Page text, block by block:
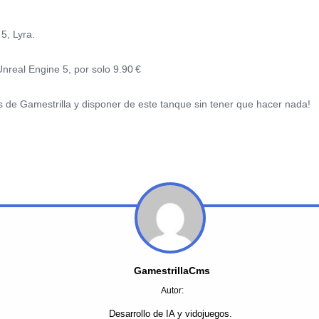
Lyra.
Engine 5, por solo 9.90 €
Gamestrilla y disponer de este tanque sin tener que hacer nada!
GamestrillaCms
Autor:
Desarrollo de IA y vidojuegos.